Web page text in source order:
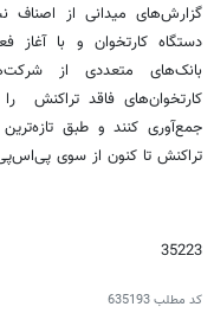
گزارش‌های میدانی از اصناف
دستگاه کارتخوان و با آغاز
بانک‌های متعددی از
کارتخوان‌های فاقد تراکنش
تراکنش تا کنون از سوی
35223
کد مطلب635193